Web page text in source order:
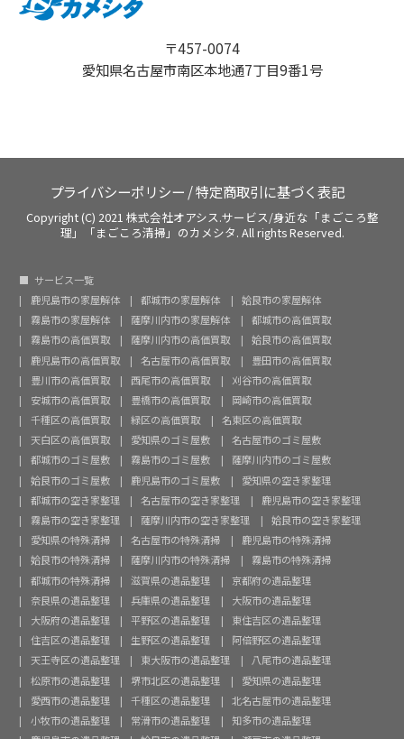
〒457-0074
愛知県名古屋市南区本地通7丁目9番1号
プライバシーポリシー /特定商取引に基づく表記
Copyright (C) 2021 株式会社オアシス.サービス/身近な「まごころ整
理」「まごころ清掃」のカメシタ. All rights Reserved.
サービス一覧
鹿児島市の家屋解体
都城市の家屋解体
姶良市の家屋解体
霧島市の家屋解体
薩摩川内市の家屋解体
都城市の高価買取
霧島市の高価買取
薩摩川内市の高価買取
姶良市の高価買取
鹿児島市の高価買取
名古屋市の高価買取
豊田市の高価買取
豊川市の高価買取
西尾市の高価買取
刈谷市の高価買取
安城市の高価買取
豊橋市の高価買取
岡崎市の高価買取
千種区の高価買取
緑区の高価買取
名東区の高価買取
天白区の高価買取
愛知県のゴミ屋敷
名古屋市のゴミ屋敷
都城市のゴミ屋敷
霧島市のゴミ屋敷
薩摩川内市のゴミ屋敷
姶良市のゴミ屋敷
鹿児島市のゴミ屋敷
愛知県の空き家整理
都城市の空き家整理
名古屋市の空き家整理
鹿児島市の空き家整理
霧島市の空き家整理
薩摩川内市の空き家整理
姶良市の空き家整理
愛知県の特殊清掃
名古屋市の特殊清掃
鹿児島市の特殊清掃
姶良市の特殊清掃
薩摩川内市の特殊清掃
霧島市の特殊清掃
都城市の特殊清掃
滋賀県の遺品整理
京都府の遺品整理
奈良県の遺品整理
兵庫県の遺品整理
大阪市の遺品整理
大阪府の遺品整理
平野区の遺品整理
東住吉区の遺品整理
住吉区の遺品整理
生野区の遺品整理
阿倍野区の遺品整理
天王寺区の遺品整理
東大阪市の遺品整理
八尾市の遺品整理
松原市の遺品整理
堺市北区の遺品整理
愛知県の遺品整理
愛西市の遺品整理
千種区の遺品整理
北名古屋市の遺品整理
小牧市の遺品整理
常滑市の遺品整理
知多市の遺品整理